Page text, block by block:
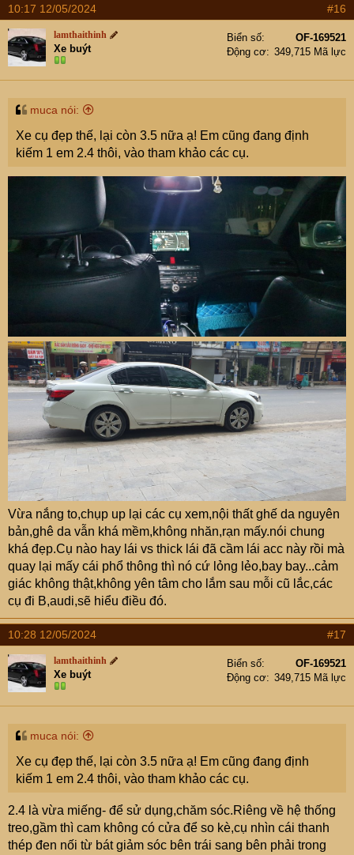
10:17 12/05/2024 #16
lamthaithinh
Xe buýt
Biển số
OF-169521
Động cơ
349,715 Mã lực
muca nói:
Xe cụ đẹp thế, lại còn 3.5 nữa ạ! Em cũng đang định
kiếm 1 em 2.4 thôi, vào tham khảo các cụ.
Vừa nắng to,chụp up lại các cụ xem,nội thất ghế da nguyên
bản,ghê da vẫn khá mềm,không nhăn,rạn mấy.nói chung
khá đẹp.Cụ nào hay lái vs thick lái đã cầm lái acc này rồi mà
quay lại mấy cái phổ thông thì nó cứ lỏng lẻo,bay bay...cảm
giác không thật,không yên tâm cho lắm sau mỗi cũ lắc,các
cụ đi B,audi,sẽ hiểu điều đó.
10:28 12/05/2024 #17
lamthaithinh
Xe buýt
Biển số
OF-169521
Động cơ
349,715 Mã lực
muca nói:
Xe cụ đẹp thế, lại còn 3.5 nữa ạ! Em cũng đang định
kiếm 1 em 2.4 thôi, vào tham khảo các cụ.
2.4 là vừa miếng- để sử dụng,chăm sóc.Riêng về hệ thống
treo,gầm thì cam không có cửa để so kè,cụ nhìn cái thanh
thép đen nối từ bát giảm sóc bên trái sang bên phải trong